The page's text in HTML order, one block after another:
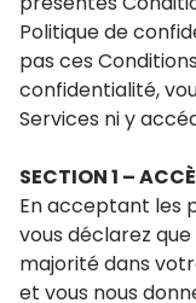
Politique de
pas ces
confidentialité,
Services ni y
SECTION 1 –
En acceptant les
vous déclarez que
majorité dans
et vous nous